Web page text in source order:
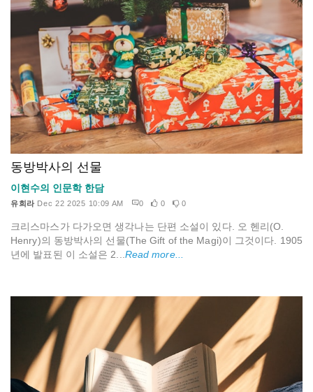
동방박사의 선물
이현수의 인문학 한담
유희라 Dec 22 2025 10:09 AM 0 0 0
크리스마스가 다가오면 생각나는 단편 소설이 있다. 오 헨리(O.
Henry)의 동방박사의 선물(The Gift of the Magi)이 그것이다. 1905
년에 발표된 이 소설은 2... Read more...